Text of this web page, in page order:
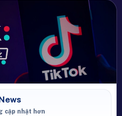
cập nhật hơn